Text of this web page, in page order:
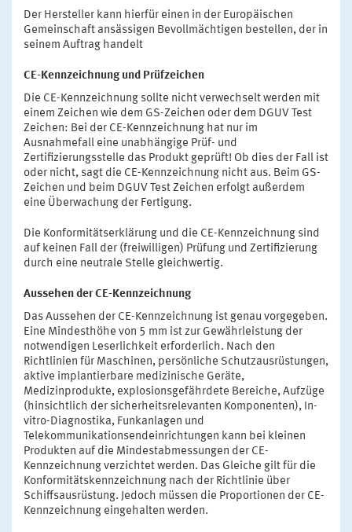
Der Hersteller kann hierfür einen in der Europäischen
Gemeinschaft ansässigen Bevollmächtigen bestellen, der in
seinem Auftrag handelt
CE-Kennzeichnung und Prüfzeichen
Die CE-Kennzeichnung sollte nicht verwechselt werden mit
einem Zeichen wie dem GS-Zeichen oder dem DGUV Test
Zeichen: Bei der CE-Kennzeichnung hat nur im
Ausnahmefall eine unabhängige Prüf- und
Zertifizierungsstelle das Produkt geprüft! Ob dies der Fall ist
oder nicht, sagt die CE-Kennzeichnung nicht aus. Beim GS-
Zeichen und beim DGUV Test Zeichen erfolgt außerdem
eine Überwachung der Fertigung.
Die Konformitätserklärung und die CE-Kennzeichnung sind
auf keinen Fall der (freiwilligen) Prüfung und Zertifizierung
durch eine neutrale Stelle gleichwertig.
Aussehen der CE-Kennzeichnung
Das Aussehen der CE-Kennzeichnung ist genau vorgegeben.
Eine Mindesthöhe von 5 mm ist zur Gewährleistung der
notwendigen Leserlichkeit erforderlich. Nach den
Richtlinien für Maschinen, persönliche Schutzausrüstungen,
aktive implantierbare medizinische Geräte,
Medizinprodukte, explosionsgefährdete Bereiche, Aufzüge
(hinsichtlich der sicherheitsrelevanten Komponenten), In-
vitro-Diagnostika, Funkanlagen und
Telekommunikationsendeinrichtungen kann bei kleinen
Produkten auf die Mindestabmessungen der CE-
Kennzeichnung verzichtet werden. Das Gleiche gilt für die
Konformitätskennzeichnung nach der Richtlinie über
Schiffsausrüstung. Jedoch müssen die Proportionen der CE-
Kennzeichnung eingehalten werden.